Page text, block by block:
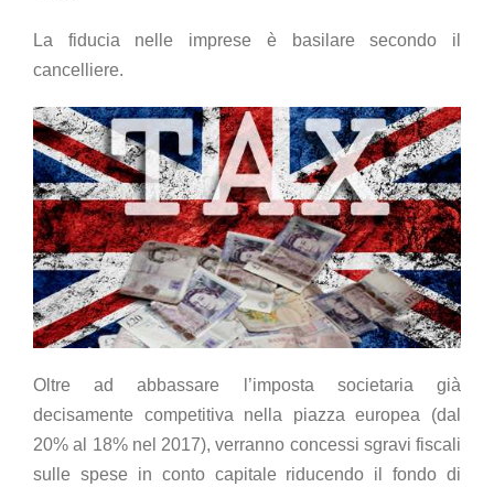
La fiducia nelle imprese è basilare secondo il
cancelliere.
Oltre ad abbassare l’imposta societaria già
decisamente competitiva nella piazza europea (dal
20% al 18% nel 2017), verranno concessi sgravi fiscali
sulle spese in conto capitale riducendo il fondo di